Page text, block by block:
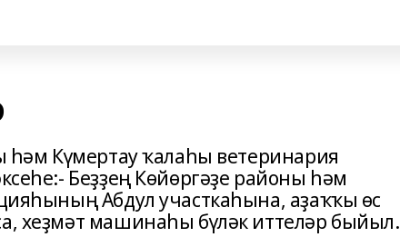
Күмертау ҡалаһы ветеринария
Беҙҙең Көйөргәҙе районы һәм
Абдул участкаһына, аҙаҡҡы өс
хеҙмәт машинаһы бүләк иттеләр быйыл.